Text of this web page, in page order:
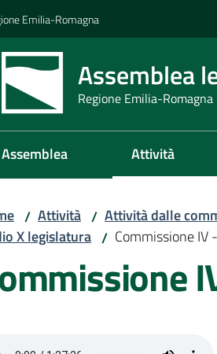
Emilia-Romagna
Assemblea
Regione Emilia-Romagna
Assemblea Attività
/ Attività / Attività dalle
X legislatura / Commissione